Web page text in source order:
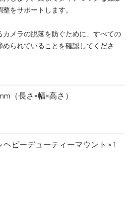
をサポートします。
メラの脱落を防ぐために、すべての
られていることを確認してくださ
（長さ×幅×高さ）
ビーデューティーマウント × 1